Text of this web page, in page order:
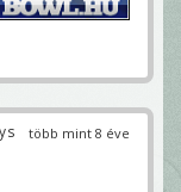
több mint 8 éve